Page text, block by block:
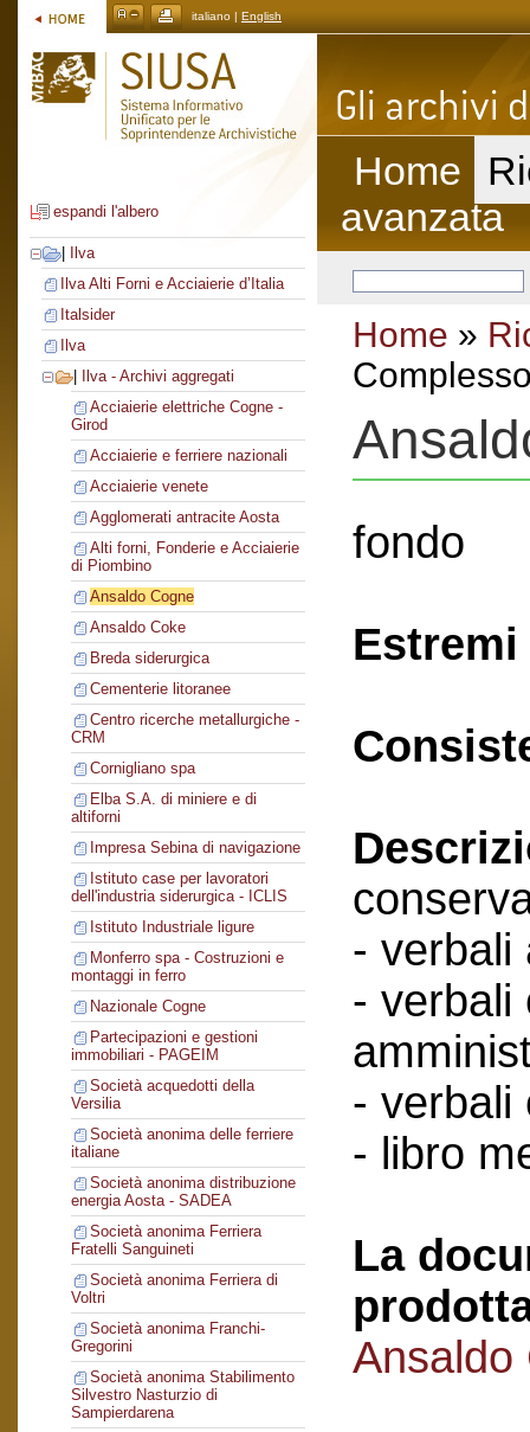
italiano | English
espandi l'albero
Ilva
Ilva Alti Forni e Acciaierie d’Italia
Italsider
Ilva
Ilva - Archivi aggregati
Acciaierie elettriche Cogne -
Girod
Acciaierie e ferriere nazionali
Acciaierie venete
Agglomerati antracite Aosta
Alti forni, Fonderie e Acciaierie
di Piombino
Ansaldo Cogne
Ansaldo Coke
Breda siderurgica
Cementerie litoranee
Centro ricerche metallurgiche -
CRM
Cornigliano spa
Elba S.A. di miniere e di
altiforni
Impresa Sebina di navigazione
Istituto case per lavoratori
dell'industria siderurgica - ICLIS
Istituto Industriale ligure
Monferro spa - Costruzioni e
montaggi in ferro
Nazionale Cogne
Partecipazioni e gestioni
immobiliari - PAGEIM
Società acquedotti della
Versilia
Società anonima delle ferriere
italiane
Società anonima distribuzione
energia Aosta - SADEA
Società anonima Ferriera
Fratelli Sanguineti
Società anonima Ferriera di
Voltri
Società anonima Franchi-
Gregorini
Società anonima Stabilimento
Silvestro Nasturzio di
Sampierdarena
Home
avanzata
Home »
fondo
- verbali
- verbali
- verbali
- libro
La
Ansaldo